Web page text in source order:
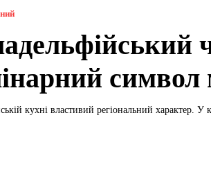
символ
кухні властивий регіональний характер. У